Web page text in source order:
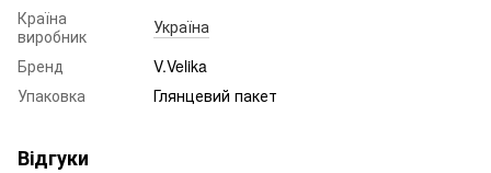
Країна
виробник
Україна
Бренд
V.Velika
Упаковка
Глянцевий пакет
Відгуки